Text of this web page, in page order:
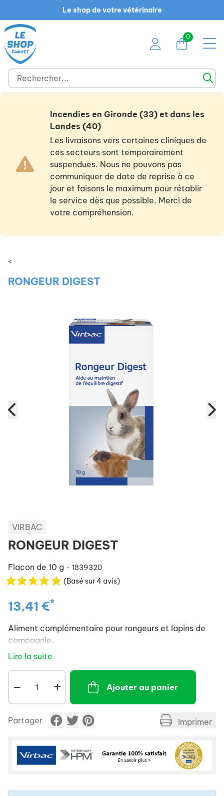
Le shop de votre vétérinaire
0
Incendies en Gironde (33) et dans les
Landes (40)
Les livraisons vers certaines cliniques de
ces secteurs sont temporairement
suspendues. Nous ne pouvons pas
communiquer de date de reprise à ce
jour et faisons le maximum pour rétablir
le service dès que possible. Merci de
votre compréhension.
<
RONGEUR DIGEST
VIRBAC
RONGEUR DIGEST
Flacon de 10 g - 1839320
(Basé sur 4 avis)
13,41 €*
Aliment complémentaire pour rongeurs et lapins de
compagnie.
Lire la suite
Ajouter au panier
Partager Imprimer